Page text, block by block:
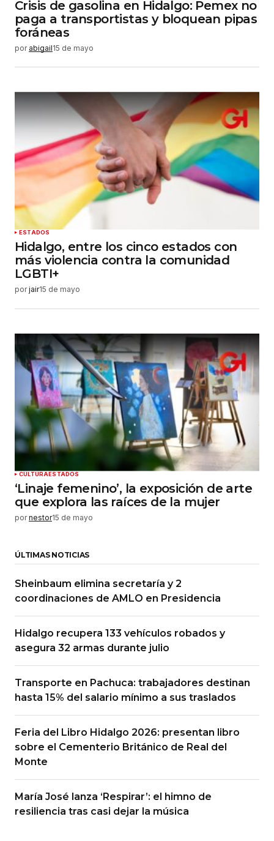
Crisis de gasolina en Hidalgo: Pemex no
paga a transportistas y bloquean pipas
foráneas
por abigail15 de mayo
ESTADOS
Hidalgo, entre los cinco estados con
más violencia contra la comunidad
LGBTI+
por jair15 de mayo
CULTURAESTADOS
‘Linaje femenino’, la exposición de arte
que explora las raíces de la mujer
por nestor15 de mayo
ÚLTIMAS NOTICIAS
Sheinbaum elimina secretaría y 2
coordinaciones de AMLO en Presidencia
Hidalgo recupera 133 vehículos robados y
asegura 32 armas durante julio
Transporte en Pachuca: trabajadores destinan
hasta 15% del salario mínimo a sus traslados
Feria del Libro Hidalgo 2026: presentan libro
sobre el Cementerio Británico de Real del
Monte
María José lanza ‘Respirar’: el himno de
resiliencia tras casi dejar la música